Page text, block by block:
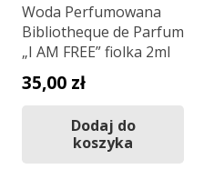
Woda Perfumowana
Bibliotheque de Parfum
„I AM FREE” fiolka 2ml
35,00 zł
Dodaj do
koszyka